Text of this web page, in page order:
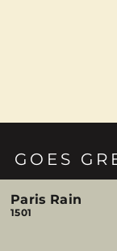
GOES
Paris Rain
1501